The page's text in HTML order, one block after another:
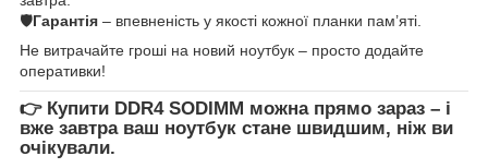
🛡Гарантія – впевненість у якості кожної планки пам’яті.
Не витрачайте гроші на новий ноутбук – просто додайте
оперативки!
👉 Купити DDR4 SODIMM можна прямо зараз – і
вже завтра ваш ноутбук стане швидшим, ніж ви
очікували.